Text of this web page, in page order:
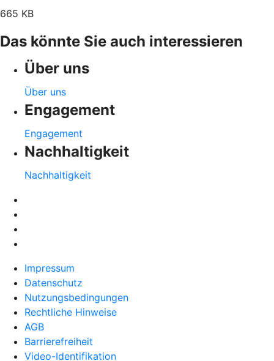
665 KB
Das könnte Sie auch interessieren
Über uns
Über uns
Engagement
Engagement
Nachhaltigkeit
Nachhaltigkeit
Impressum
Datenschutz
Nutzungsbedingungen
Rechtliche Hinweise
AGB
Barrierefreiheit
Video-Identifikation